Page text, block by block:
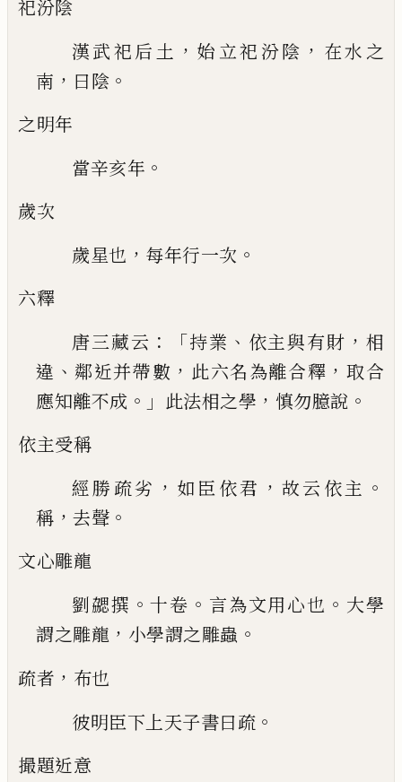
祀汾陰
漢武祀后土 ，始立祀汾陰 ， 在水之
南 ， 曰陰 。
之明年
當辛亥年 。
歲次
歲星也 ， 每年行一次 。
六釋
唐三藏云 ：「持業 、 依主與有財 ， 相
違 、 鄰近并帶數 ， 此六名為離合釋 ， 取合
應知離不成 。」 此法相之學 ， 慎勿臆說 。
依主受稱
經勝疏劣 ， 如臣依君 ， 故云依主 。
稱 ， 去聲 。
文心雕龍
劉勰撰 。十卷 。 言為文用心也 。 大學
謂之雕龍 ， 小學謂之雕蟲 。
疏者 ， 布也
彼明臣下上天子書曰疏 。
撮題近意